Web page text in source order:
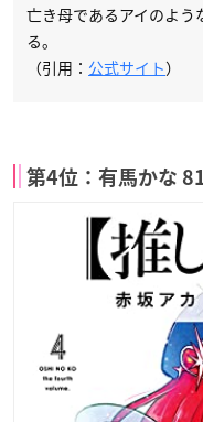
亡き母であるアイのよう
る。
（引用： 公式サイト）
第4位：有馬かな